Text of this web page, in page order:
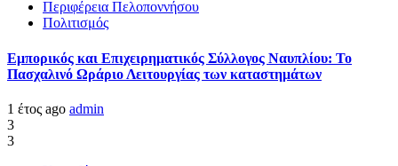
Περιφέρεια Πελοποννήσου
Πολιτισμός
Εμπορικός και Επιχειρηματικός Σύλλογος Ναυπλίου: Το
Πασχαλινό Ωράριο Λειτουργίας των καταστημάτων
1 έτος ago admin
3
3